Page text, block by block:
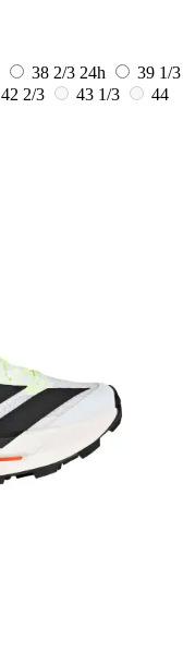
38 2/3 24h
39 1/3
42 2/3 43 1/3
44